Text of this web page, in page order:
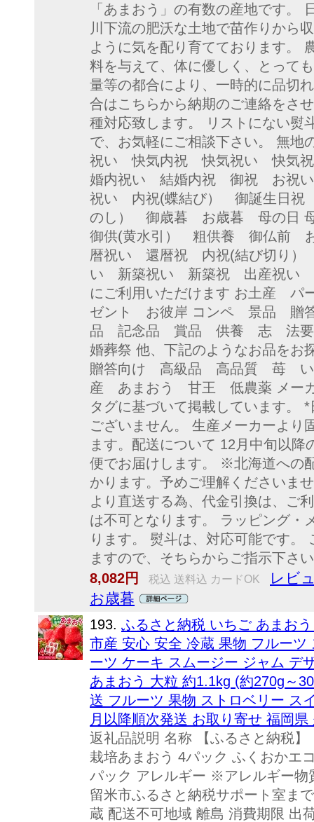
「あまおう」の有数の産地です。
川下流の肥沃な土地で苗作りから
ように気を配り育てております。
料を与えて、体に優しく、とって
量等の都合により、一時的に品切
合はこちらから納期のご連絡をさ
種対応致します。 リストにない熨
で、お気軽にご相談下さい。 無
祝い 快気内祝 快気祝い 快
婚内祝い 結婚内祝 御祝 お
祝い 内祝(蝶結び） 御誕生日
のし） 御歳暮 お歳暮 母の日
御供(黄水引） 粗供養 御仏
暦祝い 還暦祝 内祝(結び切り
い 新築祝い 新築祝 出産祝い
にご利用いただけます お土産
ゼント お彼岸 コンペ 景品 贈
品 記念品 賞品 供養 志 法
婚葬祭 他、下記のようなお品を
贈答向け 高級品 高品質 苺
産 あまおう 甘王 低農薬 メーカ
タグに基づいて掲載しています。
ございません。 生産メーカーより
ます。配送について 12月中旬以
便でお届けします。 ※北海道への
かります。予めご理解くださいま
より直送する為、代金引換は、ご
は不可となります。 ラッピング・
ります。 熨斗は、対応可能です。
ますので、そちらからご指示下さ
8,082円
税込 送料込 カードOK
レビ
お歳暮
193. ふるさと納税 いちご あまお
市産 安心 安全 冷蔵 果物 フルー
ーツ ケーキ スムージー ジャム デ
あまおう 大粒 約1.1kg (約270g～
送 フルーツ 果物 ストロベリー ス
月以降順次発送 お取り寄せ 福岡
返礼品説明 名称 【ふるさと納税
栽培あまおう 4パック ふくおかエ
パック アレルギー ※アレルギー物
留米市ふるさと納税サポート室ま
蔵 配送不可地域 離島 消費期限 出